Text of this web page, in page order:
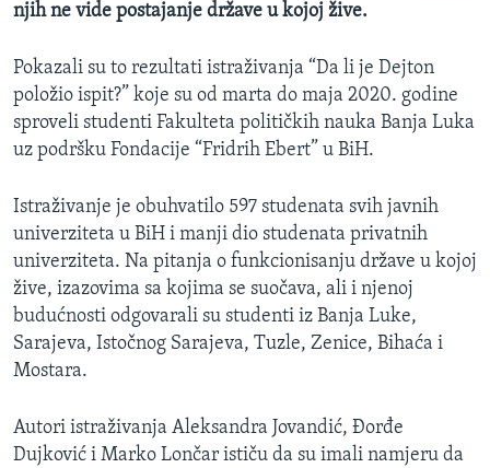
njih ne vide postajanje države u kojoj žive.
Pokazali su to rezultati istraživanja “Da li je Dejton
položio ispit?” koje su od marta do maja 2020. godine
sproveli studenti Fakulteta političkih nauka Banja Luka
uz podršku Fondacije “Fridrih Ebert” u BiH.
Istraživanje je obuhvatilo 597 studenata svih javnih
univerziteta u BiH i manji dio studenata privatnih
univerziteta. Na pitanja o funkcionisanju države u kojoj
žive, izazovima sa kojima se suočava, ali i njenoj
budućnosti odgovarali su studenti iz Banja Luke,
Sarajeva, Istočnog Sarajeva, Tuzle, Zenice, Bihaća i
Mostara.
Autori istraživanja Aleksandra Jovandić, Đorđe
Dujković i Marko Lončar ističu da su imali namjeru da